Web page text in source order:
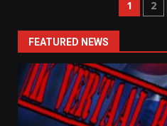
1 2
FEATURED NEWS